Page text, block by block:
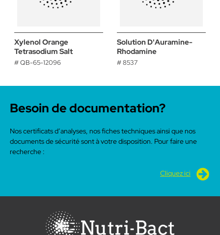
Xylenol Orange
Tetrasodium Salt
# QB-65-12096
Solution D'Auramine-
Rhodamine
# 8537
Besoin de documentation?
Nos certificats d’analyses, nos fiches techniques ainsi que nos
documents de sécurité sont à votre disposition. Pour faire une
recherche :
Cliquez ici